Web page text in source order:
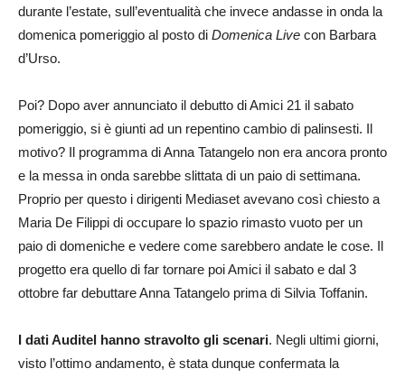
durante l’estate, sull’eventualità che invece andasse in onda la
domenica pomeriggio al posto di Domenica Live con Barbara
d’Urso.
Poi? Dopo aver annunciato il debutto di Amici 21 il sabato
pomeriggio, si è giunti ad un repentino cambio di palinsesti. Il
motivo? Il programma di Anna Tatangelo non era ancora pronto
e la messa in onda sarebbe slittata di un paio di settimana.
Proprio per questo i dirigenti Mediaset avevano così chiesto a
Maria De Filippi di occupare lo spazio rimasto vuoto per un
paio di domeniche e vedere come sarebbero andate le cose. Il
progetto era quello di far tornare poi Amici il sabato e dal 3
ottobre far debuttare Anna Tatangelo prima di Silvia Toffanin.
I dati Auditel hanno stravolto gli scenari. Negli ultimi giorni,
visto l’ottimo andamento, è stata dunque confermata la